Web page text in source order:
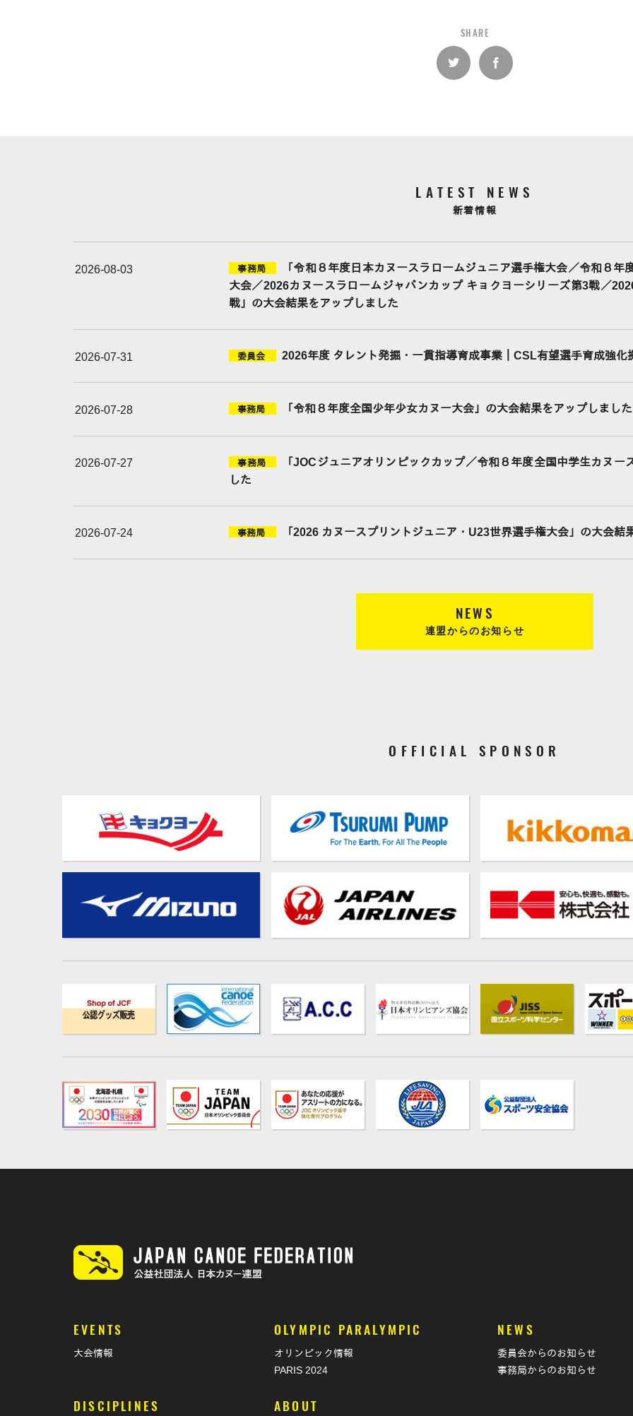
SHARE
LATEST NEWS
新着情報
2026-08-03 事務局
「令和８年度日本カヌースラロームジュニア選手権大会／令和８
大会／2026カヌースラロームジャパンカップ キョクヨーシリーズ第3戦／
戦」の大会結果をアップしました
2026-07-31 委員会 2026年度 タレント発掘・一貫指導育成事業｜CSL有望選手育成強
2026-07-28 事務局 「令和８年度全国少年少女カヌー大会」の大会結果をアップしました
2026-07-27 事務局
「JOCジュニアオリンピックカップ／令和８年度全国中学生カヌ
した
2026-07-24 事務局 「2026 カヌースプリントジュニア・U23世界選手権大会」の大会結
NEWS
連盟からのお知らせ
OFFICIAL SPONSOR
EVENTS OLYMPIC PARALYMPIC
大会情報
オリンピック情報
PARIS 2024
DISCIPLINES ABOUT
NEWS
委員会からのお知らせ
事務局からのお知らせ